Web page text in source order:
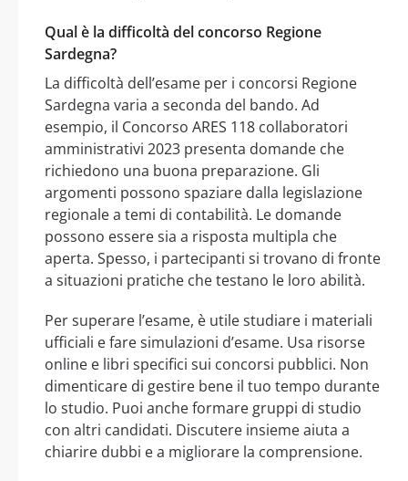
Qual è la difficoltà del concorso Regione
Sardegna?
La difficoltà dell’esame per i concorsi Regione
Sardegna varia a seconda del bando. Ad
esempio, il Concorso ARES 118 collaboratori
amministrativi 2023 presenta domande che
richiedono una buona preparazione. Gli
argomenti possono spaziare dalla legislazione
regionale a temi di contabilità. Le domande
possono essere sia a risposta multipla che
aperta. Spesso, i partecipanti si trovano di fronte
a situazioni pratiche che testano le loro abilità.
Per superare l’esame, è utile studiare i materiali
ufficiali e fare simulazioni d’esame. Usa risorse
online e libri specifici sui concorsi pubblici. Non
dimenticare di gestire bene il tuo tempo durante
lo studio. Puoi anche formare gruppi di studio
con altri candidati. Discutere insieme aiuta a
chiarire dubbi e a migliorare la comprensione.